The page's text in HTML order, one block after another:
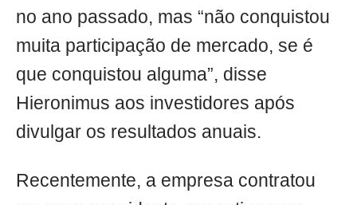
no ano passado, mas “não conquistou
muita participação de mercado, se é
que conquistou alguma”, disse
Hieronimus aos investidores após
divulgar os resultados anuais.
Recentemente, a empresa contratou